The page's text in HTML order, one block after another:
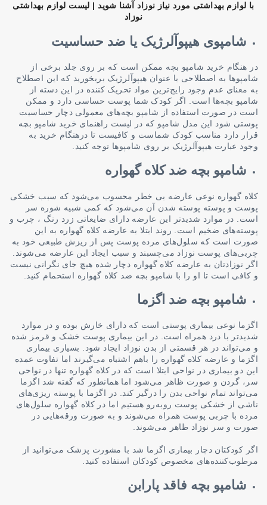
با لوازم بهداشتی مورد نیاز نوزاد آشنا شوید | لیست لوازم بهداشتی
نوزاد
شامپوی هیپوآلرژیک یا ضد حساسیت
در هنگام خرید شامپو بچه ممکن است که بر روی جلد برخی از
شامپوها به اصطلاحی با عنوان هیپوآلرژیک بربخورید که این اصطلاح
به معنای عدم وجود رایج‌ترین مواد تحریک کننده در این دسته از
شامپو بچه‌ها است. اگر کودک شما پوست حساسی دارد و ممکن
است در صورت استفاده از شامپو بچه‌های معمولی دچار حساسیت
پوستی شود این مدل شامپو که در لیست راهنمای خرید شامپو بچه
قرار دارد مناسب کودک شماست و کافیست تا درهنگام خرید به
وجود عبارت هیپوآلرژیک بر روی شامپوها توجه کنید.
شامپو بچه ضد کلاه گهواره
کلاه گهواره نوعی عارضه بی خطر محسوب می‌شود که سبب خشکی
پوست و پوسته پوسته شدن آن می‌شود که کمی شبیه شوره سر
است. در موارد شدیدتر این عارضه دارای ضایعاتی زرد رنگ ، چرب و
پوسته‌های ضخیم است. روند ابتلا به عارضه کلاه گهواره به این
صورت است که سلول‌های مرده پوست پس از ریزش طبیعی خود به
چربی‌های پوست نوزاد می‌چسبند و سبب ایجاد این عارضه می‌شوند.
اگر نوزادتان به عارضه کلاه گهواره دچار شده هیچ جای نگرانی نیست
و کافی است تا او را با شامپو بچه‌ ضد کلاه گهواره استحمام کنید.
شامپو بچه ضد اگزما
اگزما نوعی بیماری پوستی است که دارای خارش بوده و در موارد
شدیدتر با درد همراه است. در این بیماری پوست خشک و قرمز شده
و می‌تواند در هر قسمتی از بدن نوزاد ایجاد شود. بسیاری بیماری
اگزما و عارضه کلاه گهواره را باهم اشتباه می‌گیرند اما تفاوت عمده
این دو بیماری در نواحی ابتلا است که در کلاه گهواره تنها در نواحی
سر، گردن و صورت ظاهر می‌شود اما همانطور که گفته شد اگزما
می‌تواند تمام نواحی بدن را درگیر کند. در اگزما با پوسته ریزی‌های
ناشی از خشکی پوست روبه‌رو هستیم اما در کلاه گهواره سلول‌های
مرده با چربی پوست همراه می‌شوند و به صورت ورقه‌هایی در
صورت و سر نوزاد ظاهر می‌شوند.
اگر کودکتان دچار بیماری اگزما شد با مشورت پزشک می‌توانید از
مرطوب‌کننده‌های مخصوص کودکان استفاده کنید.
شامپو بچه فاقد پارابن